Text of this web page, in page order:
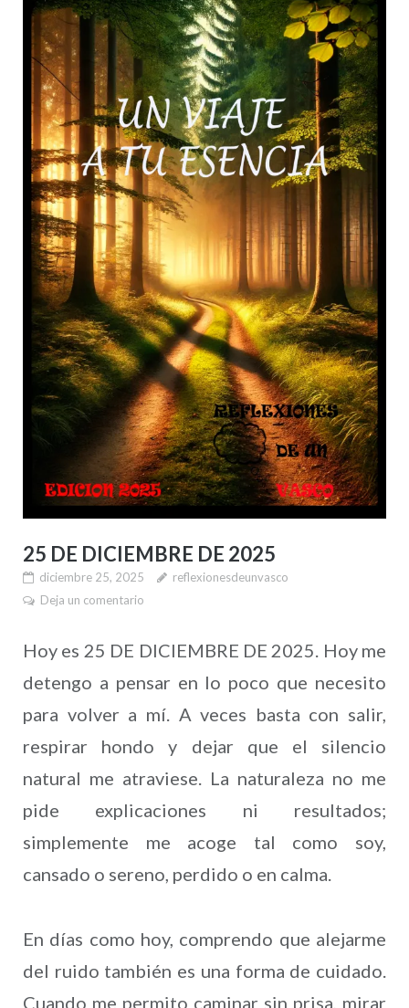
25 DE DICIEMBRE DE 2025
diciembre 25, 2025
reflexionesdeunvasco
Deja un comentario
Hoy es 25 DE DICIEMBRE DE 2025. Hoy me
detengo a pensar en lo poco que necesito
para volver a mí. A veces basta con salir,
respirar hondo y dejar que el silencio
natural me atraviese. La naturaleza no me
pide explicaciones ni resultados;
simplemente me acoge tal como soy,
cansado o sereno, perdido o en calma.
En días como hoy, comprendo que alejarme
del ruido también es una forma de cuidado.
Cuando me permito caminar sin prisa, mirar